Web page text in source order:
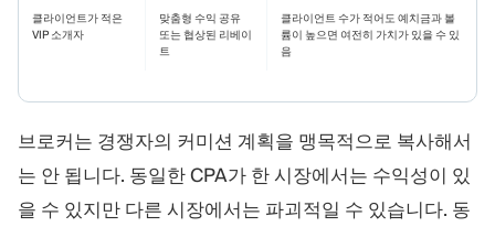
클라이언트가 적은
VIP 소개자
맞춤형 수익 공유
또는 협상된 리베이
트
클라이언트 수가 적어도 예치금과 볼
륨이 높으면 여전히 가치가 있을 수 있
음
브로커는 경쟁자의 커미션 계획을 맹목적으로 복사해서
는 안 됩니다. 동일한 CPA가 한 시장에서는 수익성이 있
을 수 있지만 다른 시장에서는 파괴적일 수 있습니다. 동